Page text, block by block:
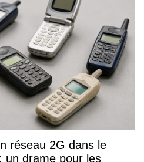
réseau 2G dans le
un drame pour les